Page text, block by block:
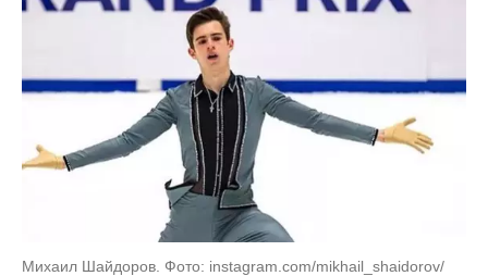
Михаил Шайдоров. Фото: instagram.com/mikhail_shaidorov/